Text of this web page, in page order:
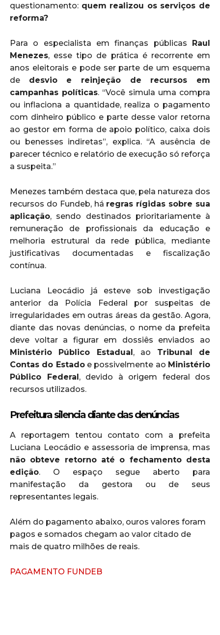
questionamento: quem realizou os serviços de
reforma?
Para o especialista em finanças públicas Raul
Menezes, esse tipo de prática é recorrente em
anos eleitorais e pode ser parte de um esquema
de desvio e reinjeção de recursos em
campanhas políticas. “Você simula uma compra
ou inflaciona a quantidade, realiza o pagamento
com dinheiro público e parte desse valor retorna
ao gestor em forma de apoio político, caixa dois
ou benesses indiretas”, explica. “A ausência de
parecer técnico e relatório de execução só reforça
a suspeita.”
Menezes também destaca que, pela natureza dos
recursos do Fundeb, há regras rígidas sobre sua
aplicação, sendo destinados prioritariamente à
remuneração de profissionais da educação e
melhoria estrutural da rede pública, mediante
justificativas documentadas e fiscalização
contínua.
Luciana Leocádio já esteve sob investigação
anterior da Polícia Federal por suspeitas de
irregularidades em outras áreas da gestão. Agora,
diante das novas denúncias, o nome da prefeita
deve voltar a figurar em dossiês enviados ao
Ministério Público Estadual, ao Tribunal de
Contas do Estadoe possivelmente ao Ministério
Público Federal, devido à origem federal dos
recursos utilizados.
Prefeitura silencia diante das denúncias
A reportagem tentou contato com a prefeita
Luciana Leocádio e assessoria de imprensa, mas
não obteve retorno até o fechamento desta
edição. O espaço segue aberto para
manifestação da gestora ou de seus
representantes legais.
Além do pagamento abaixo, ouros valores foram
pagos e somados chegam ao valor citado de
mais de quatro milhões de reais.
PAGAMENTO FUNDEB